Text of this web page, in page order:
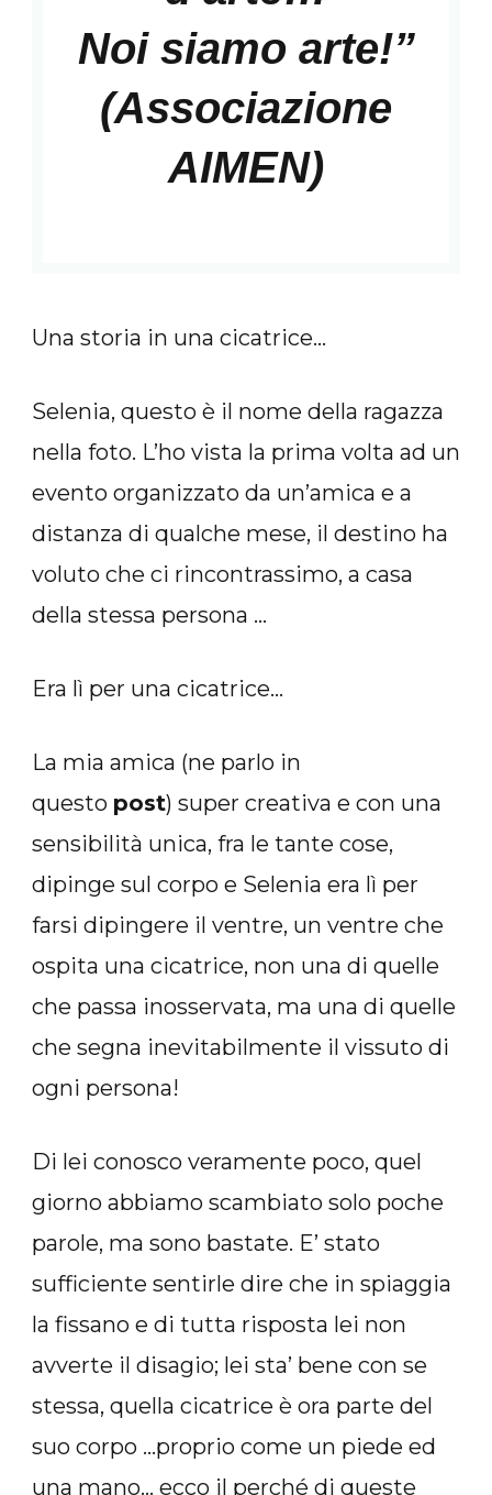
Noi siamo arte!”
(Associazione
AIMEN)
Una storia in una cicatrice…
Selenia, questo è il nome della ragazza
nella foto. L’ho vista la prima volta ad un
evento organizzato da un’amica e a
distanza di qualche mese, il destino ha
voluto che ci rincontrassimo, a casa
della stessa persona …
Era lì per una cicatrice…
La mia amica (ne parlo in
questo post) super creativa e con una
sensibilità unica, fra le tante cose,
dipinge sul corpo e Selenia era lì per
farsi dipingere il ventre, un ventre che
ospita una cicatrice, non una di quelle
che passa inosservata, ma una di quelle
che segna inevitabilmente il vissuto di
ogni persona!
Di lei conosco veramente poco, quel
giorno abbiamo scambiato solo poche
parole, ma sono bastate. E’ stato
sufficiente sentirle dire che in spiaggia
la fissano e di tutta risposta lei non
avverte il disagio; lei sta’ bene con se
stessa, quella cicatrice è ora parte del
suo corpo …proprio come un piede ed
una mano… ecco il perché di queste